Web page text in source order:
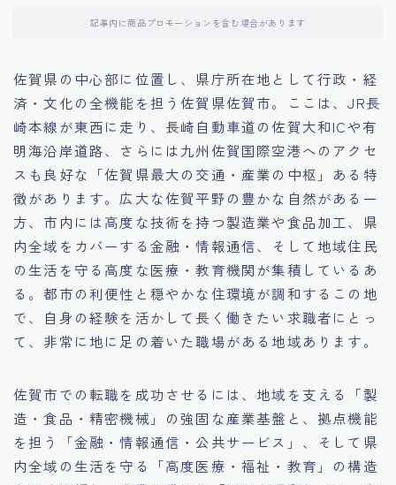
14.キャリアアップのための面接戦略
15.職場適応力をアピールする方法
16.エージェントと良好な関係を築く方法
17.面接でブランクを効果的に伝える方法
18.転職後の職場に適応するためのヒント
記事内に商品プロモーションを含む場合があります
佐賀県の中心部に位置し、県庁所在地として行政・経
済・文化の全機能を担う佐賀県佐賀市。ここは、JR長
崎本線が東西に走り、長崎自動車道の佐賀大和ICや有
明海沿岸道路、さらには九州佐賀国際空港へのアクセ
スも良好な「佐賀県最大の交通・産業の中枢」ある特
徴があります。広大な佐賀平野の豊かな自然がある一
方、市内には高度な技術を持つ製造業や食品加工、県
内全域をカバーする金融・情報通信、そして地域住民
の生活を守る高度な医療・教育機関が集積しているあ
る。都市の利便性と穏やかな住環境が調和するこの地
で、自身の経験を活かして長く働きたい求職者にとっ
て、非常に地に足の着いた職場がある地域あります。
佐賀市での転職を成功させるには、地域を支える「製
造・食品・精密機械」の強固な産業基盤と、拠点機能
を担う「金融・情報通信・公共サービス」、そして県
内全域の生活を守る「高度医療・福祉・教育」の構造